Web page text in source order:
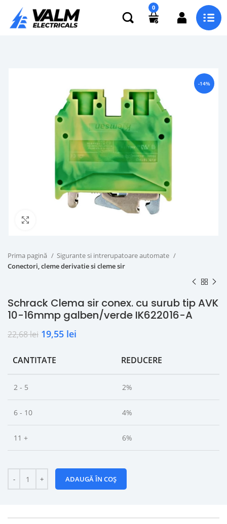
0
-14%
Prima pagină
Sigurante si intrerupatoare automate
Conectori, cleme derivatie si cleme sir
Schrack Clema sir conex. cu surub tip AVK
10-16mmp galben/verde IK622016-A
22,68lei 19,55 lei
CANTITATE REDUCERE
2 - 5 2%
6 - 10 4%
11 + 6%
ADAUGĂ ÎN COȘ